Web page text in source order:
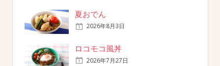
夏おでん
2026年8月3日
ロコモコ風丼
2026年7月27日